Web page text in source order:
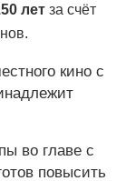
лет за счёт
кино с
во главе с
повысить